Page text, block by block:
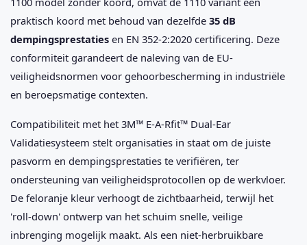
praktisch koord met behoud van dezelfde 35 dB
dempingsprestaties en EN 352-2:2020 certificering. Deze
conformiteit garandeert de naleving van de EU-
veiligheidsnormen voor gehoorbescherming in industriële
en beroepsmatige contexten.
Compatibiliteit met het 3M™ E-A-Rfit™ Dual-Ear
Validatiesysteem stelt organisaties in staat om de juiste
pasvorm en dempingsprestaties te verifiëren, ter
ondersteuning van veiligheidsprotocollen op de werkvloer.
De feloranje kleur verhoogt de zichtbaarheid, terwijl het
'roll-down' ontwerp van het schuim snelle, veilige
inbrenging mogelijk maakt. Als een niet-herbruikbare